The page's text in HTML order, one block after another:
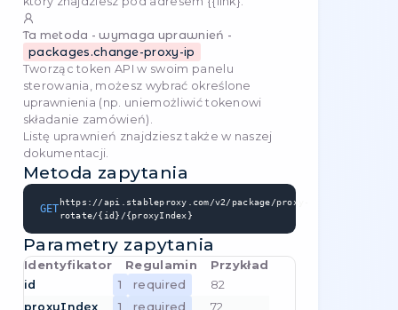
      }
   );
   const res = await req.json();
}
Przykłady odpowiedzi
Success response
GET
Serwery proxy Usuń serwer proxy
użytkownika (tylko ten utworzony
przez użytkownika).
-
package/note/{id}/{proxyIndex}